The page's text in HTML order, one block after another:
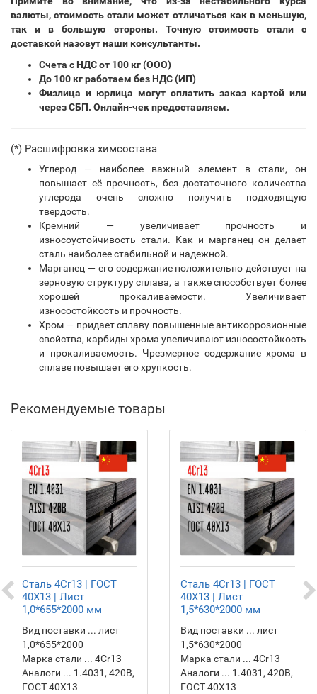
валюты, стоимость стали может отличаться как в меньшую,
так и в большую стороны. Точную стоимость стали с
доставкой назовут наши консультанты.
Счета с НДС от 100 кг (ООО)
До 100 кг работаем без НДС (ИП)
Физлица и юрлица могут оплатить заказ картой или
через СБП. Онлайн-чек предоставляем.
(*) Расшифровка химсостава
Углерод — наиболее важный элемент в стали, он
повышает её прочность, без достаточного количества
углерода очень сложно получить подходящую
твердость.
Кремний — увеличивает прочность и
износоустойчивость стали. Как и марганец он делает
сталь наиболее стабильной и надежной.
Марганец — его содержание положительно действует на
зерновую структуру сплава, а также способствует более
хорошей прокаливаемости. Увеличивает
износостойкость и прочность.
Хром — придает сплаву повышенные антикоррозионные
свойства, карбиды хрома увеличивают износостойкость
и прокаливаемость. Чрезмерное содержание хрома в
сплаве повышает его хрупкость.
Рекомендуемые товары
Сталь 4Cr13 | ГОСТ
40Х13 | Лист
1,0*655*2000 мм
Вид поставки ... лист
1,0*655*2000
Марка стали ... 4Cr13
Аналоги ... 1.4031, 420B,
ГОСТ 40Х13
Сталь 4Cr13 | ГОСТ
40Х13 | Лист
1,5*630*2000 мм
Вид поставки ... лист
1,5*630*2000
Марка стали ... 4Cr13
Аналоги ... 1.4031, 420B,
ГОСТ 40Х13